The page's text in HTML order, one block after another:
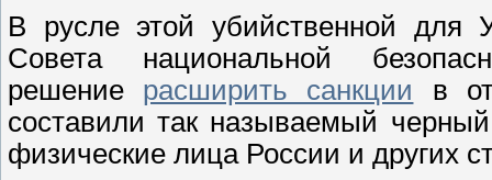
В русле этой убийственной для
Совета национальной
решение расширить санкции в
составили так называемый
физические лица России и других